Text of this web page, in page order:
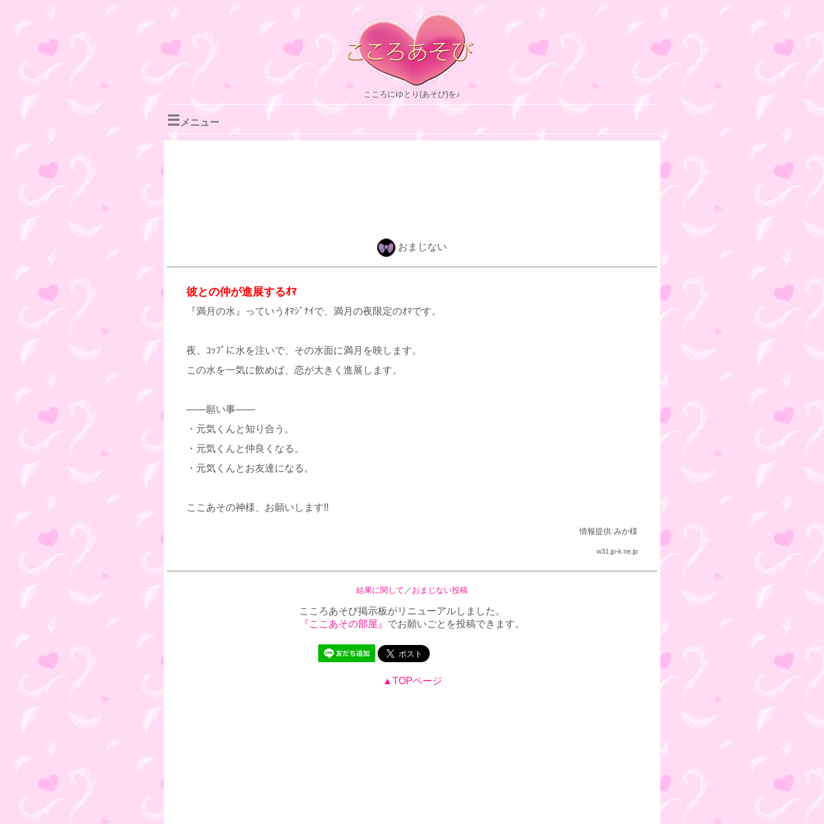
こころにゆとり(あそび)を♪
☰ メニュー
おまじない
彼との仲が進展するｵﾏ
『満月の水』っていうｵﾏｼﾞﾅｲで、満月の夜限定のｵﾏです。
夜、ｺｯﾌﾟに水を注いで、その水面に満月を映します。
この水を一気に飲めば、恋が大きく進展します。
——願い事——
・元気くんと知り合う。
・元気くんと仲良くなる。
・元気くんとお友達になる。
ここあその神様、お願いします!!
情報提供:みか様
w31.jp-k.ne.jp
結果に関して ／ おまじない投稿
こころあそび掲示板がリニューアルしました。
『ここあその部屋』 でお願いごとを投稿できます。
▲TOPページ